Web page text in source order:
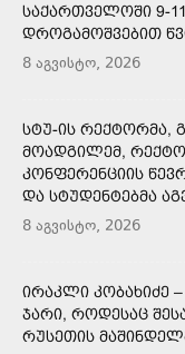
ᲡᲐᲥᲐᲠᲗᲕᲔᲚᲝᲨᲘ 9-
ᲓᲠᲝᲒᲐᲛᲝᲨᲕᲔᲑᲘᲗ
8 აგვისტო, 2026
ᲡᲢᲣ-ᲘᲡ ᲠᲔᲥᲢᲝᲠᲛᲐ,
ᲛᲝᲐᲓᲒᲘᲚᲔᲛ,
ᲙᲝᲜᲤᲔᲠᲔᲜᲪᲘᲘᲡ
ᲓᲐ ᲡᲢᲣᲓᲔᲜᲢᲔᲑᲛᲐ
8 აგვისტო, 2026
ᲘᲠᲐᲙᲚᲘ ᲙᲝᲑᲐᲮᲘᲫᲔ
ᲯᲐᲠᲘ, ᲠᲝᲓᲔᲡᲐᲪ
ᲠᲣᲡᲔᲗᲘᲡ